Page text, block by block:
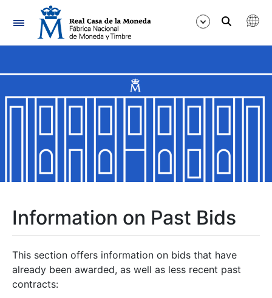
Navigation
Show/Hide
Show/Hide
Show/Hide
Information on Past Bids
This section offers information on bids that have
already been awarded, as well as less recent past
contracts: